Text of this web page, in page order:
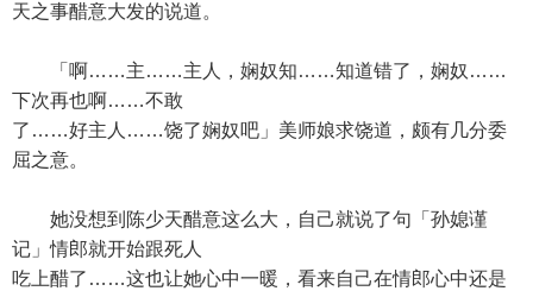
天之事醋意大发的说道。
「啊……主……主人，娴奴知……知道错了，娴奴……
下次再也啊……不敢
了……好主人……饶了娴奴吧」美师娘求饶道，颇有几分委
屈之意。
她没想到陈少天醋意这么大，自己就说了句「孙媳谨
记」情郎就开始跟死人
吃上醋了……这也让她心中一暖，看来自己在情郎心中还是